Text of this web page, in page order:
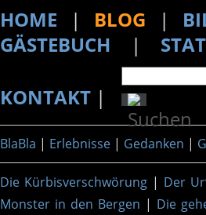
HOME | BLOG |
GÄSTEBUCH |
KONTAKT |
BlaBla | Erlebnisse | Gedanken |
Die Kürbisverschwörung | Der
Monster in den Bergen | Die